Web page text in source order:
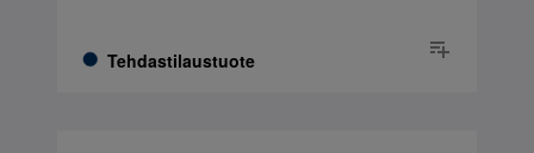
Tehdastilaustuote